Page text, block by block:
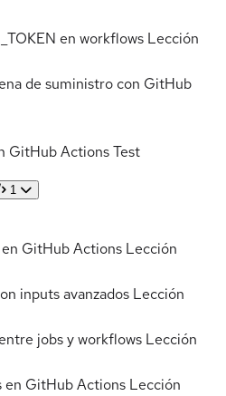
en workflows Lección
de suministro con GitHub
GitHub ActionsTest
1
GitHub Actions Lección
inputs avanzados Lección
jobs y workflows Lección
GitHub Actions Lección